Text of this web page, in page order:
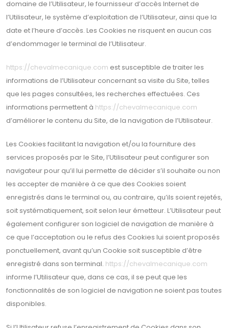
domaine de l’Utilisateur, le fournisseur d’accès Internet de
l’Utilisateur, le système d’exploitation de l’Utilisateur, ainsi que la
date et l’heure d’accès. Les Cookies ne risquent en aucun cas
d’endommager le terminal de l’Utilisateur.
https://chevalmecanique.com est susceptible de traiter les
informations de l’Utilisateur concernant sa visite du Site, telles
que les pages consultées, les recherches effectuées. Ces
informations permettent à https://chevalmecanique.com
d’améliorer le contenu du Site, de la navigation de l’Utilisateur.
Les Cookies facilitant la navigation et/ou la fourniture des
services proposés par le Site, l’Utilisateur peut configurer son
navigateur pour qu’il lui permette de décider s’il souhaite ou non
les accepter de manière à ce que des Cookies soient
enregistrés dans le terminal ou, au contraire, qu’ils soient rejetés,
soit systématiquement, soit selon leur émetteur. L’Utilisateur peut
également configurer son logiciel de navigation de manière à
ce que l’acceptation ou le refus des Cookies lui soient proposés
ponctuellement, avant qu’un Cookie soit susceptible d’être
enregistré dans son terminal. https://chevalmecanique.com
informe l’Utilisateur que, dans ce cas, il se peut que les
fonctionnalités de son logiciel de navigation ne soient pas toutes
disponibles.